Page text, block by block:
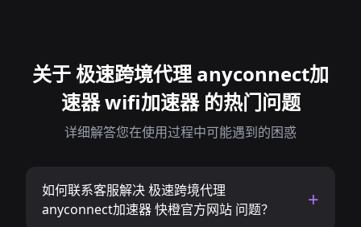
关于 极速跨境代理 anyconnect加
速器 wifi加速器 的热门问题
详细解答您在使用过程中可能遇到的困惑
如何联系客服解决 极速跨境代理
anyconnect加速器 快橙官方网站 问题？